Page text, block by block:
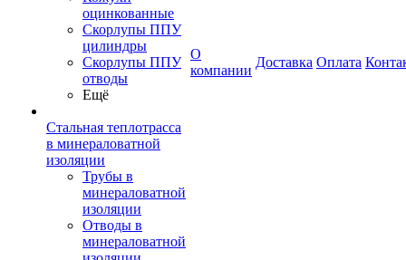
оцинкованные
Скорлупы ППУ
цилиндры
Скорлупы ППУ
отводы
Ещё
Стальная теплотрасса
в минераловатной
изоляции
Трубы в
минераловатной
изоляции
Отводы в
минераловатной
О
компании
Доставка Оплата